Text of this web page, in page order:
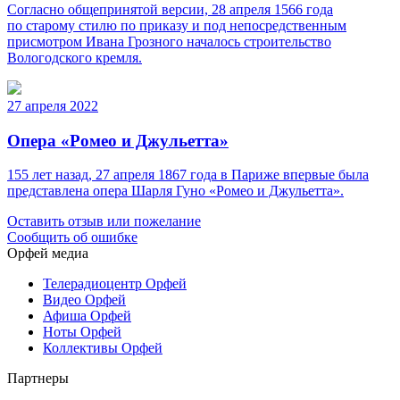
Согласно общепринятой версии, 28 апреля 1566 года
по старому стилю по приказу и под непосредственным
присмотром Ивана Грозного началось строительство
Вологодского кремля.
27 апреля 2022
Опера «Ромео и Джульетта»
155 лет назад, 27 апреля 1867 года в Париже впервые была
представлена опера Шарля Гуно «Ромео и Джульетта».
Оставить отзыв или пожелание
Сообщить об ошибке
Орфей медиа
Телерадиоцентр Орфей
Видео Орфей
Афиша Орфей
Ноты Орфей
Коллективы Орфей
Партнеры